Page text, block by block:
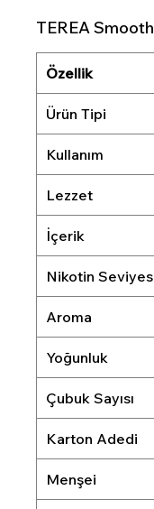
TEREA
Özellik
Ürün Tipi
Kullanım
Lezzet
İçerik
Nikotin
Aroma
Yoğunluk
Çubuk Sayısı
Karton Adedi
Menşei